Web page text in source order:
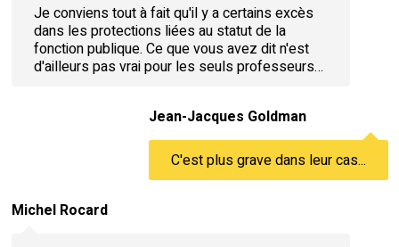
Je conviens tout à fait qu'il y a certains excès
dans les protections liées au statut de la
fonction publique. Ce que vous avez dit n'est
d'ailleurs pas vrai pour les seuls professeurs…
Jean-Jacques Goldman
C'est plus grave dans leur cas...
Michel Rocard